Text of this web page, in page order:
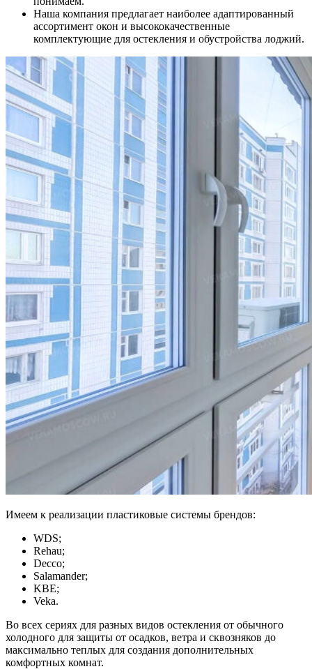
Наша компания предлагает наиболее адаптированный
ассортимент окон и высококачественные
комплектующие для остекления и обустройства лоджий.
Имеем к реализации пластиковые системы брендов:
WDS;
Rehau;
Decco;
Salamander;
KBE;
Veka.
Во всех сериях для разных видов остекления от обычного
холодного для защиты от осадков, ветра и сквозняков до
максимально теплых для создания дополнительных
комфортных комнат.